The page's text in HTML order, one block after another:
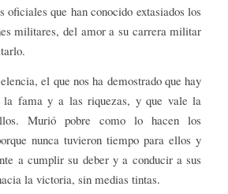
oficiales que han conocido extasiados los
militares, del amor a su carrera militar
el que nos ha demostrado que hay
la fama y a las riquezas, y que vale la
Murió pobre como lo hacen los
nunca tuvieron tiempo para ellos y
a cumplir su deber y a conducir a sus
la victoria, sin medias tintas.